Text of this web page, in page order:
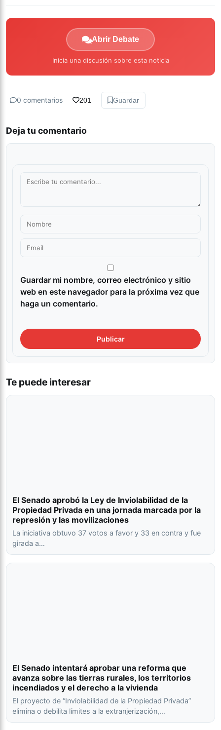
Abrir Debate
Inicia una discusión sobre esta noticia
0 comentarios 201 Guardar
Deja tu comentario
Guardar mi nombre, correo electrónico y sitio
web en este navegador para la próxima vez que
haga un comentario.
Te puede interesar
El Senado aprobó la Ley de Inviolabilidad de la
Propiedad Privada en una jornada marcada por la
represión y las movilizaciones
La iniciativa obtuvo 37 votos a favor y 33 en contra y fue
girada a…
El Senado intentará aprobar una reforma que
avanza sobre las tierras rurales, los territorios
incendiados y el derecho a la vivienda
El proyecto de “Inviolabilidad de la Propiedad Privada”
elimina o debilita límites a la extranjerización,…